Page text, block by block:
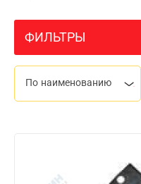
ФИЛЬТРЫ
По наименованию